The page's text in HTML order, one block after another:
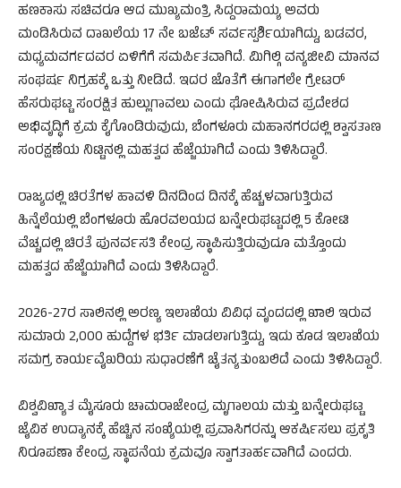
ಹಣಕಾಸು ಸಚಿವರೂ ಆದ ಮುಖ್ಯಮಂತ್ರಿ ಸಿದ್ದರಾಮಯ್ಯ ಅವರು
ಮಂಡಿಸಿರುವ ದಾಖಲೆಯ 17 ನೇ ಬಜೆಟ್ ಸರ್ವಸ್ಪರ್ಶಿಯಾಗಿದ್ದು, ಬಡವರ,
ಮಧ್ಯಮವರ್ಗದವರ ಏಳಿಗೆಗೆ ಸಮರ್ಪಿತವಾಗಿದೆ. ಮಿಗಿಲ್ಗಿ ವನ್ಯಜೀವಿ ಮಾನವ
ಸಂಘರ್ಷ ನಿಗ್ರಹಕ್ಕೆ ಒತ್ತು ನೀಡಿದೆ. ಇದರ ಜೊತೆಗೆ ಈಗಾಗಲೇ ಗ್ರೇಟರ್
ಹೆಸರುಘಟ್ಟ ಸಂರಕ್ಷಿತ ಹುಲ್ಲುಗಾವಲು ಎಂದು ಘೋಷಿಸಿರುವ ಪ್ರದೇಶದ
ಅಭಿವೃದ್ಧಿಗೆ ಕ್ರಮ ಕೈಗೊಂಡಿರುವುದು, ಬೆಂಗಳೂರು ಮಹಾನಗರದಲ್ಲಿ ಶ್ವಾಸತಾಣ
ಸಂರಕ್ಷಣೆಯ ನಿಟ್ಟಿನಲ್ಲಿ ಮಹತ್ವದ ಹೆಜ್ಜೆಯಾಗಿದೆ ಎಂದು ತಿಳಿಸಿದ್ದಾರೆ.
ರಾಜ್ಯದಲ್ಲಿ ಚಿರತೆಗಳ ಹಾವಳಿ ದಿನದಿಂದ ದಿನಕ್ಕೆ ಹೆಚ್ಚಳವಾಗುತ್ತಿರುವ
ಹಿನ್ನೆಲೆಯಲ್ಲಿ ಬೆಂಗಳೂರು ಹೊರವಲಯದ ಬನ್ನೇರುಘಟ್ಟದಲ್ಲಿ 5 ಕೋಟಿ
ವೆಚ್ಚದಲ್ಲಿ ಚಿರತೆ ಪುನರ್ವಸತಿ ಕೇಂದ್ರ ಸ್ಥಾಪಿಸುತ್ತಿರುವುದೂ ಮತ್ತೊಂದು
ಮಹತ್ವದ ಹೆಜ್ಜೆಯಾಗಿದೆ ಎಂದು ತಿಳಿಸಿದ್ದಾರೆ.
2026-27ರ ಸಾಲಿನಲ್ಲಿ ಅರಣ್ಯ ಇಲಾಖೆಯ ವಿವಿಧ ವೃಂದದಲ್ಲಿ ಖಾಲಿ ಇರುವ
ಸುಮಾರು 2,000 ಹುದ್ದೆಗಳ ಭರ್ತಿ ಮಾಡಲಾಗುತ್ತಿದ್ದು, ಇದು ಕೂಡ ಇಲಾಖೆಯ
ಸಮಗ್ರ ಕಾರ್ಯವೈಖರಿಯ ಸುಧಾರಣೆಗೆ ಚೈತನ್ಯತುಂಬಲಿದೆ ಎಂದು ತಿಳಿಸಿದ್ದಾರೆ.
ವಿಶ್ವವಿಖ್ಯಾತ ಮೈಸೂರು ಚಾಮರಾಜೇಂದ್ರ ಮೃಗಾಲಯ ಮತ್ತು ಬನ್ನೇರುಘಟ್ಟ
ಜೈವಿಕ ಉದ್ಯಾನಕ್ಕೆ ಹೆಚ್ಚಿನ ಸಂಖ್ಯೆಯಲ್ಲಿ ಪ್ರವಾಸಿಗರನ್ನು ಆಕರ್ಷಿಸಲು ಪ್ರಕೃತಿ
ನಿರೂಪಣಾ ಕೇಂದ್ರ ಸ್ಥಾಪನೆಯ ಕ್ರಮವೂ ಸ್ವಾಗತಾರ್ಹವಾಗಿದೆ ಎಂದರು.